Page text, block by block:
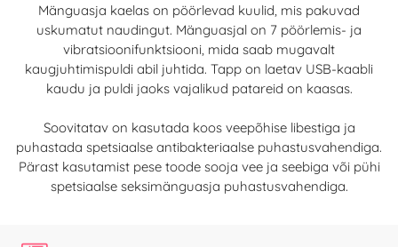
Mänguasja kaelas on pöörlevad kuulid, mis pakuvad
uskumatut naudingut. Mänguasjal on 7 pöörlemis- ja
vibratsioonifunktsiooni, mida saab mugavalt
kaugjuhtimispuldi abil juhtida. Tapp on laetav USB-kaabli
kaudu ja puldi jaoks vajalikud patareid on kaasas.
Soovitatav on kasutada koos veepõhise libestiga ja
puhastada spetsiaalse antibakteriaalse puhastusvahendiga.
Pärast kasutamist pese toode sooja vee ja seebiga või pühi
spetsiaalse seksimänguasja puhastusvahendiga.